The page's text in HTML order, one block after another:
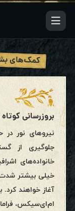
کمک‌های
بروزرسانی کوتاه
نیروهای نور
جلوگیری از
خانواده‌های
خیلی بیشتر شدت
آغاز خواهند کرد.
ام‌ای‌سیکس،